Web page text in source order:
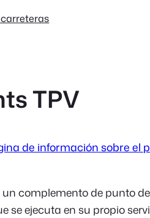
TPV
de información sobre el
un complemento de punto
se ejecuta en su propio